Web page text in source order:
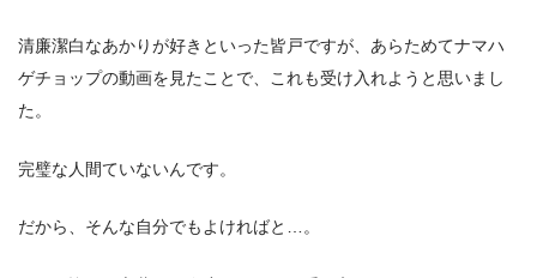
清廉潔白なあかりが好きといった皆戸ですが、あらためてナマハ
ゲチョップの動画を見たことで、これも受け入れようと思いまし
た。
完璧な人間ていないんです。
だから、そんな自分でもよければと…。